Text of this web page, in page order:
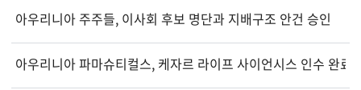
아우리니아 주주들, 이사회 후보 명단과 지배구조 안건 승인
아우리니아 파마슈티컬스, 케자르 라이프 사이언시스 인수 완료